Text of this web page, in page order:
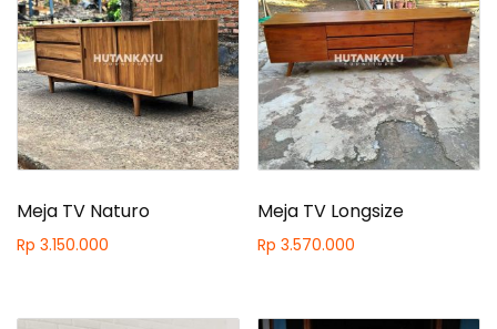
Meja TV Naturo
Rp 3.150.000
Meja TV Longsize
Rp 3.570.000